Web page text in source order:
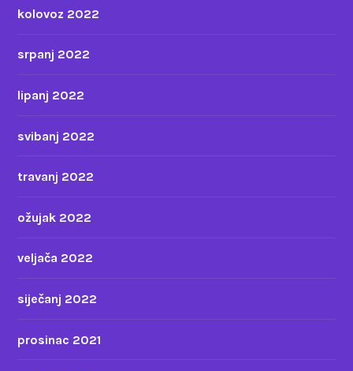
kolovoz 2022
srpanj 2022
lipanj 2022
svibanj 2022
travanj 2022
ožujak 2022
veljača 2022
siječanj 2022
prosinac 2021